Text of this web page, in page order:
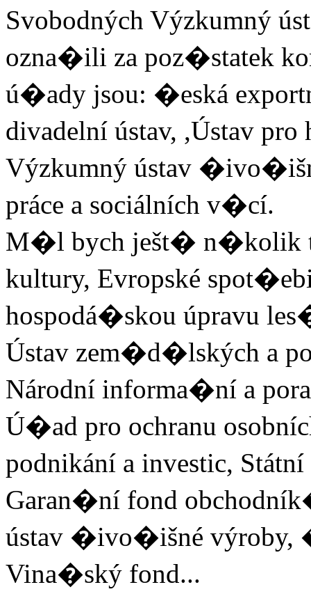
Svobodných Výzkumný
ozna�ili za poz�statek
ú�ady jsou: �eská
divadelní ústav, ,Ústav
Výzkumný ústav
práce a sociálních v�cí.
M�l bych ješt� n�kolik
kultury, Evropské
hospodá�skou úpravu
Ústav zem�d�lských a
Národní informa�ní a
Ú�ad pro ochranu
podnikání a investic,
Garan�ní fond
ústav �ivo�išné výroby,
Vina�ský fond...